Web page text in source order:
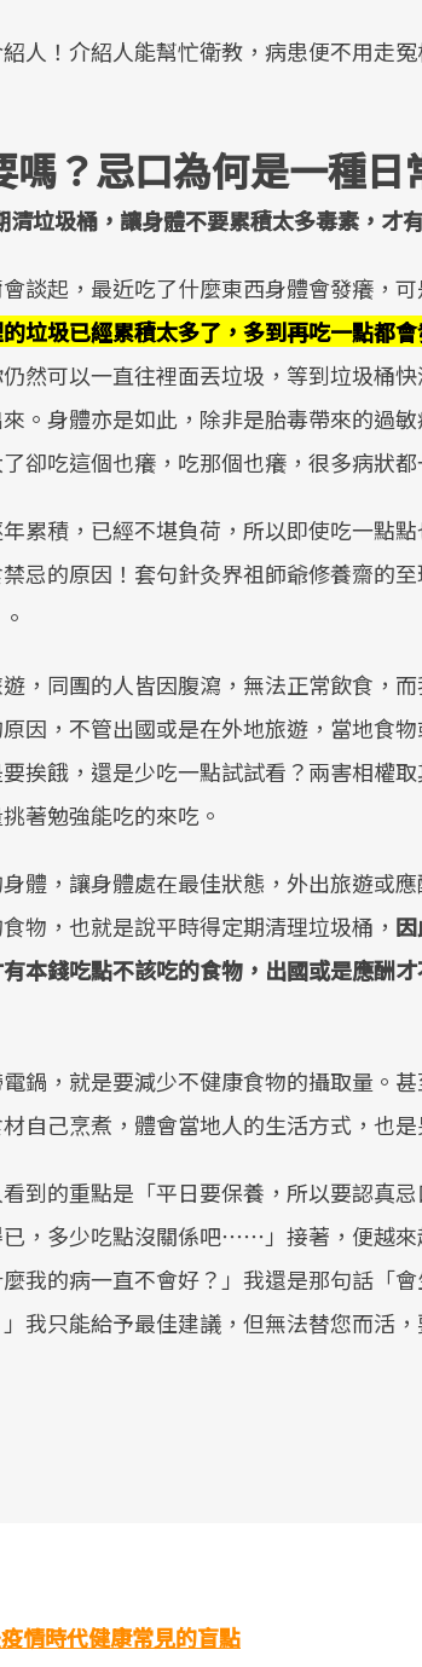
人！介紹人能幫忙衛教，病患便不用走
嗎？忌口為何是一種日
清垃圾桶，讓身體不要累積太多毒素，才
談起，最近吃了什麼東西身體會發癢，可
垃圾已經累積太多了，多到再吃一點都會
然可以一直往裡面丟垃圾，等到垃圾桶
。身體亦是如此，除非是胎毒帶來的過
卻吃這個也癢，吃那個也癢，很多病狀
累積，已經不堪負荷，所以即使吃一點
忌的原因！套句針灸界祖師爺修養齋的
，同團的人皆因腹瀉，無法正常飲食，
因，不管出國或是在外地旅遊，當地食
挨餓，還是少吃一點試試看？兩害相權
著勉強能吃的來吃。
體，讓身體處在最佳狀態，外出旅遊或
物，也就是說平時得定期清理垃圾桶，
本錢吃點不該吃的食物，出國或是應酬
鍋，就是要減少不健康食物的攝取量。
自己烹煮，體會當地人的生活方式，也是
到的重點是「平日要保養，所以要認真
，多少吃點沒關係吧⋯⋯」接著，便越
我的病一直不會好？」我還是那句話「
我只能給予最佳建議，但無法替您而活
情時代健康常見的盲點